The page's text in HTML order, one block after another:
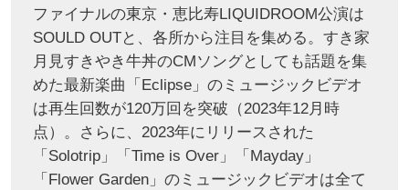
ファイナルの東京・恵比寿LIQUIDROOM公演は
SOULD OUTと、各所から注目を集める。すき家
月見すきやき牛丼のCMソングとしても話題を集
めた最新楽曲「Eclipse」のミュージックビデオ
は再生回数が120万回を突破（2023年12月時
点）。さらに、2023年にリリースされた
「Solotrip」「Time is Over」「Mayday」
「Flower Garden」のミュージックビデオは全て